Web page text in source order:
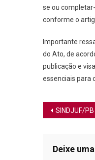
se ou
conforme o
Importante
do Ato, de
publicação e
essenciais para
SINDJUF/PB CONVOCA ASSEMBLEIA
Deixe